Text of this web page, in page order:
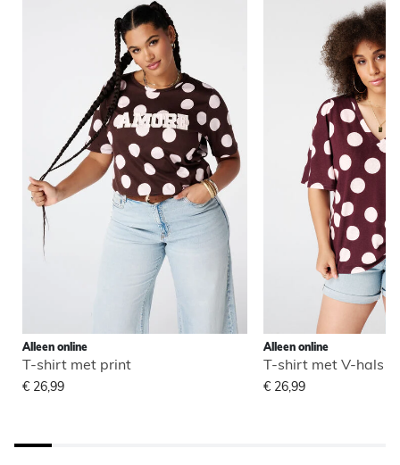
Alleen online
T-shirt met print
€ 26,99
Alleen online
T-shirt met V-hals
€ 26,99